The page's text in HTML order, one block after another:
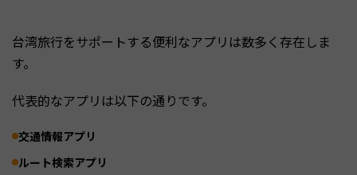
台湾旅行をサポートする便利なアプリは数多く存在しま
す。
代表的なアプリは以下の通りです。
交通情報アプリ
ルート検索アプリ